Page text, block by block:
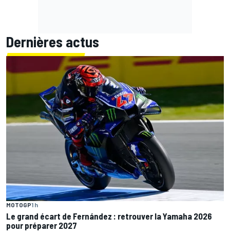
Dernières actus
MOTOGP1 h
Le grand écart de Fernández : retrouver la Yamaha 2026
pour préparer 2027